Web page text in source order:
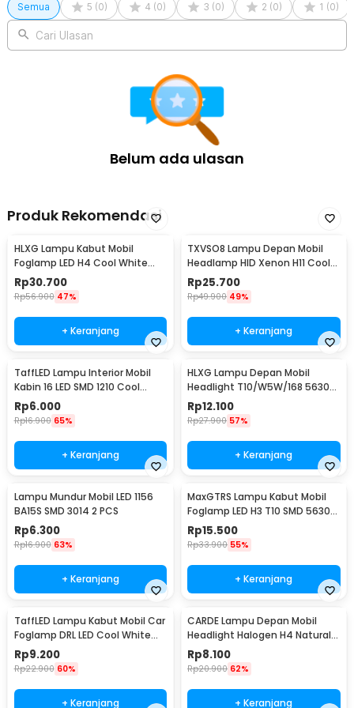
Semua 5 (0) 4 (0) 3 (0) 2 (0) 1 (0)
Cari Ulasan
Belum ada ulasan
Produk Rekomendasi
HLXG Lampu Kabut Mobil
Foglamp LED H4 Cool White
8000K 7.5W 1 PCS - MA355
Rp30.700
Rp56.900 47%
+ Keranjang
TXVSO8 Lampu Depan Mobil
Headlamp HID Xenon H11 Cool
White 12V 35W - XG2
Rp25.700
Rp49.900 49%
+ Keranjang
TaffLED Lampu Interior Mobil
Kabin 16 LED SMD 1210 Cool
White 2 PCS - BA11S
Rp6.000
Rp16.900 65%
+ Keranjang
HLXG Lampu Depan Mobil
Headlight T10/W5W/168 5630
Cool White 5W 2 PCS
Rp12.100
Rp27.900 57%
+ Keranjang
Lampu Mundur Mobil LED 1156
BA15S SMD 3014 2 PCS
Rp6.300
Rp16.900 63%
+ Keranjang
MaxGTRS Lampu Kabut Mobil
Foglamp LED H3 T10 SMD 5630
Cool White 2 PCS - SMDWB
Rp15.500
Rp33.900 55%
+ Keranjang
TaffLED Lampu Kabut Mobil Car
Foglamp DRL LED Cool White
12V 8W 1 PCS - QC
Rp9.200
Rp22.900 60%
+ Keranjang
CARDE Lampu Depan Mobil
Headlight Halogen H4 Natural
White 100/90W 1PC - P43T
Rp8.100
Rp20.900 62%
+ Keranjang